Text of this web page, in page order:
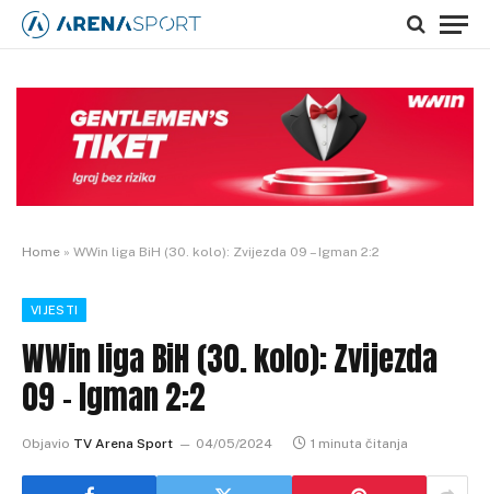
Home » WWin liga BiH (30. kolo): Zvijezda 09 – Igman 2:2
VIJESTI
WWin liga BiH (30. kolo): Zvijezda
09 – Igman 2:2
Objavio TV Arena Sport 04/05/2024 1 minuta čitanja